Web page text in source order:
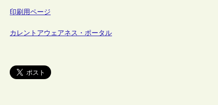
印刷用ページ
カレントアウェアネス・ポータル